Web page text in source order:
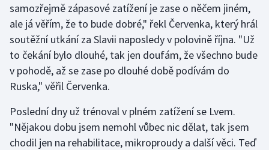
Jezdectví
Judo
Krasobruslení
Lyže a snowboard
samozřejmě zápasové zatížení je zase o něčem jiném,
ale já věřím, že to bude dobré," řekl Červenka, který hrál
soutěžní utkání za Slavii naposledy v polovině října. "Už
to čekání bylo dlouhé, tak jen doufám, že všechno bude
v pohodě, až se zase po dlouhé době podívám do
Ruska," věřil Červenka.
Poslední dny už trénoval v plném zatížení se Lvem.
"Nějakou dobu jsem nemohl vůbec nic dělat, tak jsem
chodil jen na rehabilitace, mikroproudy a další věci. Teď